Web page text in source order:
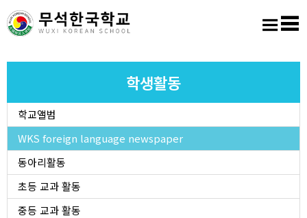
홈로그인회원가입사이트맵
교육마당
알림마당
학생활동
학생활동
학교앨범
WKS foreign language newspaper
동아리활동
초등 교과 활동
중등 교과 활동